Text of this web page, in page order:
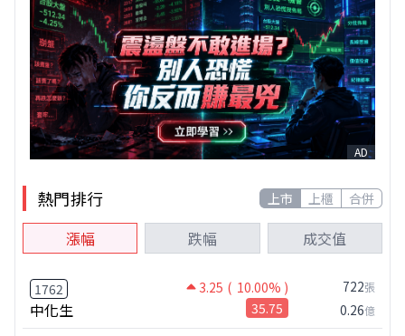
AD
熱門排行 上市 上櫃 合併
漲幅 跌幅 成交值
1762 3.25 ( 10.00% )
中化生 35.75
722張
0.26億